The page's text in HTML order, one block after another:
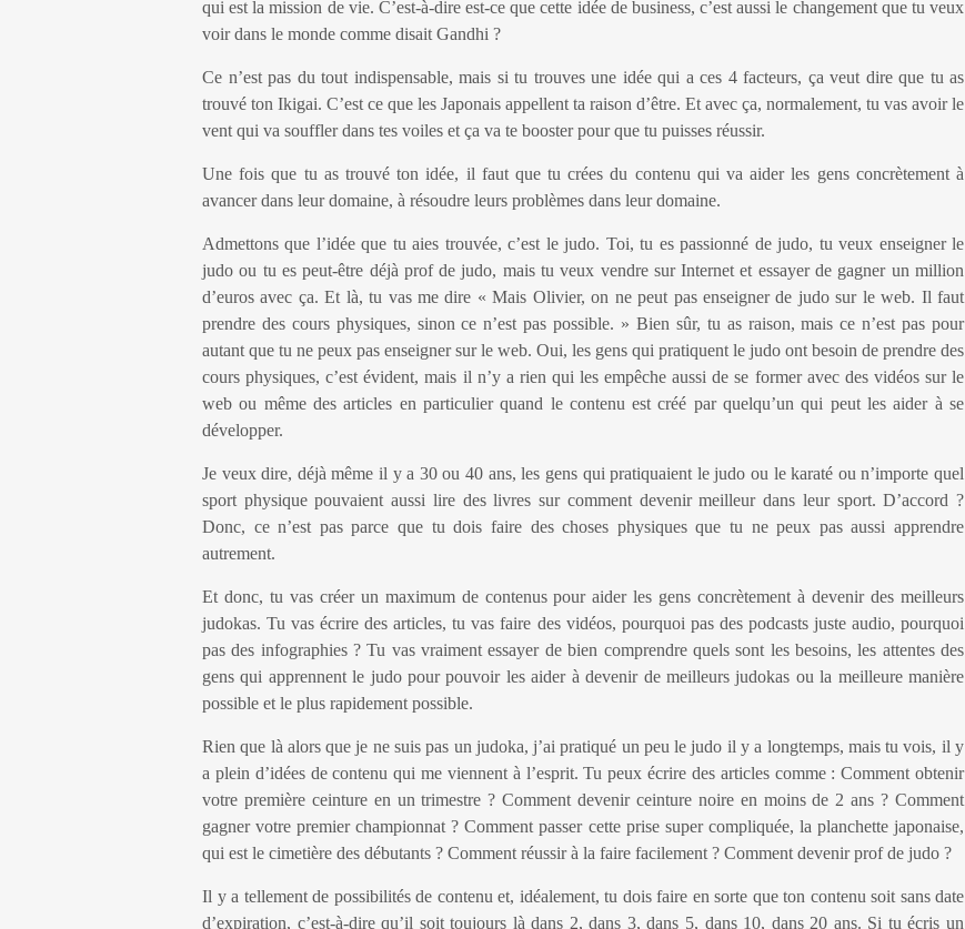
qui est la mission de vie. C’est-à-dire est-ce que cette idée de business, c’est aussi le changement que tu veux
voir dans le monde comme disait Gandhi ?
Ce n’est pas du tout indispensable, mais si tu trouves une idée qui a ces 4 facteurs, ça veut dire que tu as
trouvé ton Ikigai. C’est ce que les Japonais appellent ta raison d’être. Et avec ça, normalement, tu vas avoir le
vent qui va souffler dans tes voiles et ça va te booster pour que tu puisses réussir.
Une fois que tu as trouvé ton idée, il faut que tu crées du contenu qui va aider les gens concrètement à
avancer dans leur domaine, à résoudre leurs problèmes dans leur domaine.
Admettons que l’idée que tu aies trouvée, c’est le judo. Toi, tu es passionné de judo, tu veux enseigner le
judo ou tu es peut-être déjà prof de judo, mais tu veux vendre sur Internet et essayer de gagner un million
d’euros avec ça. Et là, tu vas me dire « Mais Olivier, on ne peut pas enseigner de judo sur le web. Il faut
prendre des cours physiques, sinon ce n’est pas possible. » Bien sûr, tu as raison, mais ce n’est pas pour
autant que tu ne peux pas enseigner sur le web. Oui, les gens qui pratiquent le judo ont besoin de prendre des
cours physiques, c’est évident, mais il n’y a rien qui les empêche aussi de se former avec des vidéos sur le
web ou même des articles en particulier quand le contenu est créé par quelqu’un qui peut les aider à se
développer.
Je veux dire, déjà même il y a 30 ou 40 ans, les gens qui pratiquaient le judo ou le karaté ou n’importe quel
sport physique pouvaient aussi lire des livres sur comment devenir meilleur dans leur sport. D’accord ?
Donc, ce n’est pas parce que tu dois faire des choses physiques que tu ne peux pas aussi apprendre
autrement.
Et donc, tu vas créer un maximum de contenus pour aider les gens concrètement à devenir des meilleurs
judokas. Tu vas écrire des articles, tu vas faire des vidéos, pourquoi pas des podcasts juste audio, pourquoi
pas des infographies ? Tu vas vraiment essayer de bien comprendre quels sont les besoins, les attentes des
gens qui apprennent le judo pour pouvoir les aider à devenir de meilleurs judokas ou la meilleure manière
possible et le plus rapidement possible.
Rien que là alors que je ne suis pas un judoka, j’ai pratiqué un peu le judo il y a longtemps, mais tu vois, il y
a plein d’idées de contenu qui me viennent à l’esprit. Tu peux écrire des articles comme : Comment obtenir
votre première ceinture en un trimestre ? Comment devenir ceinture noire en moins de 2 ans ? Comment
gagner votre premier championnat ? Comment passer cette prise super compliquée, la planchette japonaise,
qui est le cimetière des débutants ? Comment réussir à la faire facilement ? Comment devenir prof de judo ?
Il y a tellement de possibilités de contenu et, idéalement, tu dois faire en sorte que ton contenu soit sans date
d’expiration, c’est-à-dire qu’il soit toujours là dans 2, dans 3, dans 5, dans 10, dans 20 ans. Si tu écris un